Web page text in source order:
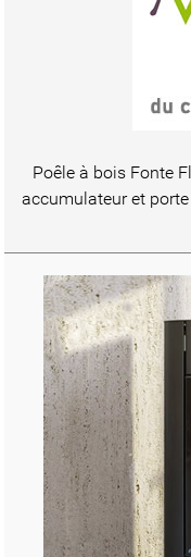
Poêle à bois Fonte
accumulateur et